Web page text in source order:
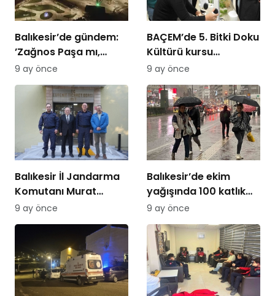
Balıkesir’de gündem:
’Zağnos Paşa mı,
İsmet Paşa mı
9 ay önce
BAÇEM’de 5. Bitki Doku
Kültürü kursu
tamamlandı
9 ay önce
Balıkesir İl Jandarma
Komutanı Murat
Özer’den Edremit
Ticaret Odasına
9 ay önce
Balıkesir’de ekim
yağışında 100 katlık
artış
9 ay önce